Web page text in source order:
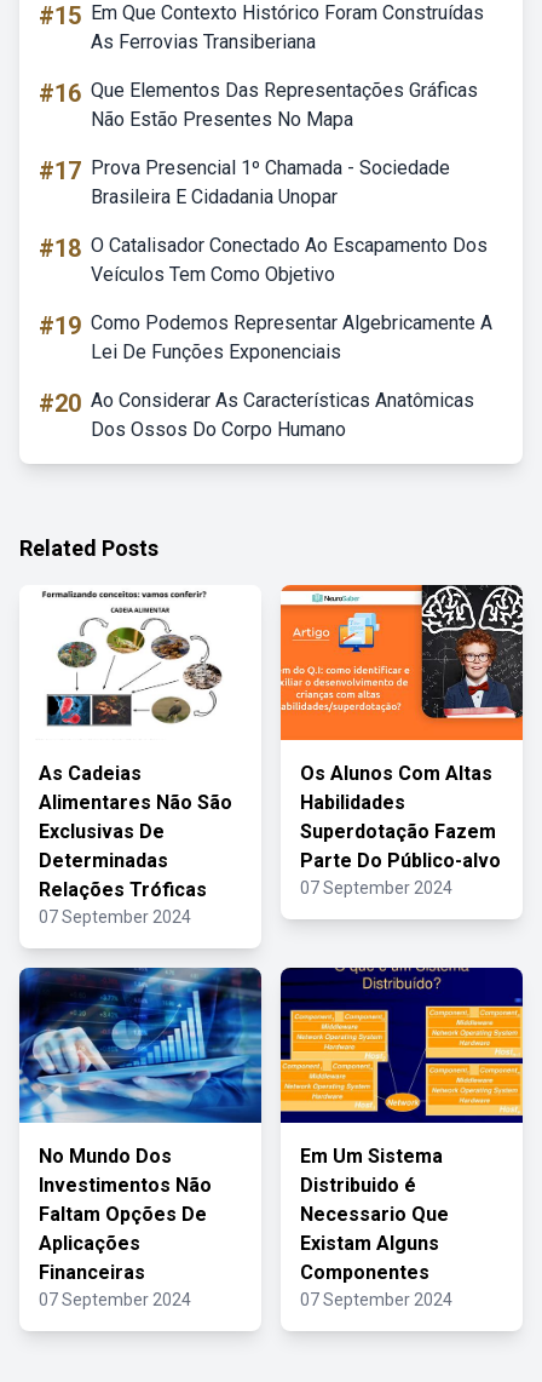
#15 Em Que Contexto Histórico Foram Construídas
As Ferrovias Transiberiana
#16 Que Elementos Das Representações Gráficas
Não Estão Presentes No Mapa
#17 Prova Presencial 1º Chamada - Sociedade
Brasileira E Cidadania Unopar
#18 O Catalisador Conectado Ao Escapamento Dos
Veículos Tem Como Objetivo
#19 Como Podemos Representar Algebricamente A
Lei De Funções Exponenciais
#20 Ao Considerar As Características Anatômicas
Dos Ossos Do Corpo Humano
Related Posts
As Cadeias
Alimentares Não São
Exclusivas De
Determinadas
Relações Tróficas
07 September 2024
Os Alunos Com Altas
Habilidades
Superdotação Fazem
Parte Do Público-alvo
07 September 2024
No Mundo Dos
Investimentos Não
Faltam Opções De
Aplicações
Financeiras
07 September 2024
Em Um Sistema
Distribuido é
Necessario Que
Existam Alguns
Componentes
07 September 2024